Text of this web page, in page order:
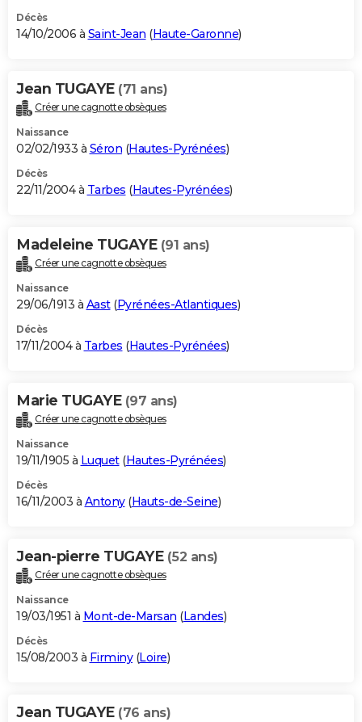
Décès
14/10/2006 à Saint-Jean (Haute-Garonne)
Jean TUGAYE (71 ans)
Créer une cagnotte obsèques
Naissance
02/02/1933 à Séron (Hautes-Pyrénées)
Décès
22/11/2004 à Tarbes (Hautes-Pyrénées)
Madeleine TUGAYE (91 ans)
Créer une cagnotte obsèques
Naissance
29/06/1913 à Aast(Pyrénées-Atlantiques)
Décès
17/11/2004 à Tarbes (Hautes-Pyrénées)
Marie TUGAYE (97 ans)
Créer une cagnotte obsèques
Naissance
19/11/1905 à Luquet(Hautes-Pyrénées)
Décès
16/11/2003 à Antony(Hauts-de-Seine)
Jean-pierre TUGAYE (52 ans)
Créer une cagnotte obsèques
Naissance
19/03/1951 à Mont-de-Marsan (Landes)
Décès
15/08/2003 à Firminy(Loire)
Jean TUGAYE (76 ans)